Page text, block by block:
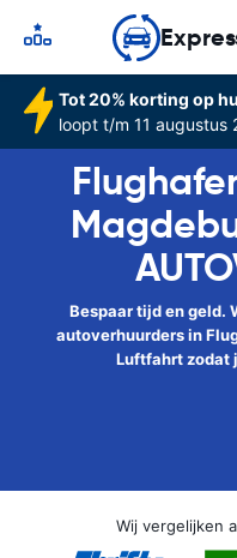
Tot 20% korting op
loopt t/m 11
Bespaar tijd en geld.
autoverhuurders in
Luftfahrt zodat
Wij vergelijken